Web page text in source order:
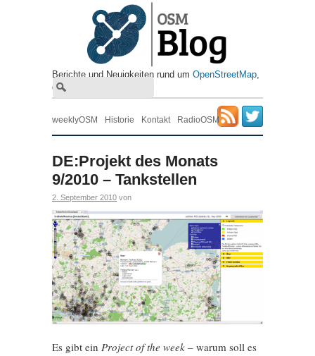
Berichte und Neuigkeiten rund um OpenStreetMap
die freie Wiki-Weltkarte
weeklyOSM Historie Kontakt RadioOSM
DE:Projekt des Monats
9/2010 – Tankstellen
2. September 2010 von
Es gibt ein Project of the week – warum soll es